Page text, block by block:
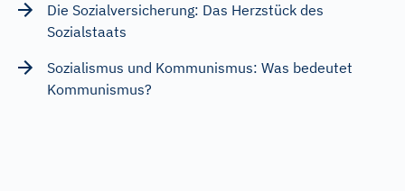
Die Sozialversicherung: Das Herzstück des
Sozialstaats
Sozialismus und Kommunismus: Was bedeutet
Kommunismus?